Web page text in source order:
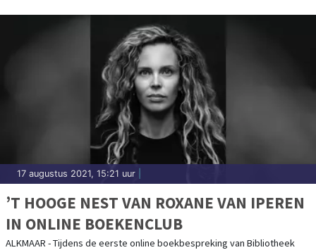
17 augustus 2021, 15:21 uur
’T HOOGE NEST VAN ROXANE VAN IPEREN
IN ONLINE BOEKENCLUB
ALKMAAR - Tijdens de eerste online boekbespreking van Bibliotheek